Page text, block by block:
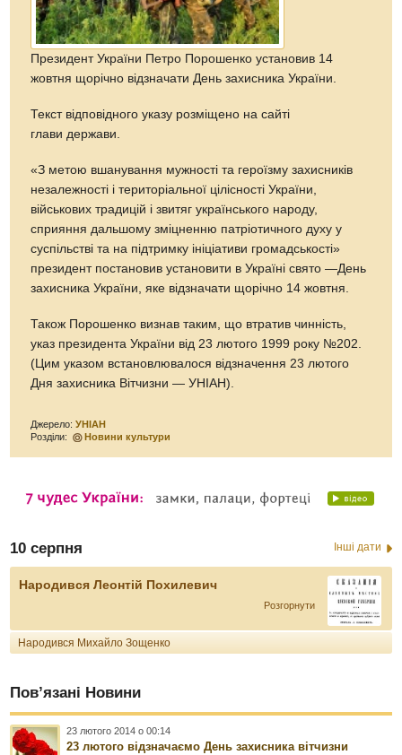
Президент України Петро Порошенко установив 14
жовтня щорічно відзначати День захисника України.
Текст відповідного указу розміщено на сайті
глави держави.
«З метою вшанування мужності та героїзму захисників
незалежності і територіальної цілісності України,
військових традицій і звитяг українського народу,
сприяння дальшому зміцненню патріотичного духу у
суспільстві та на підтримку ініціативи громадськості»
президент постановив установити в Україні свято —День
захисника України, яке відзначати щорічно 14 жовтня.
Також Порошенко визнав таким, що втратив чинність,
указ президента України від 23 лютого 1999 року №202.
(Цим указом встановлювалося відзначення 23 лютого
Дня захисника Вітчизни — УНІАН).
Джерело:УНІАН
Розділи:
Новини культури
10 серпня Інші дати
Народився Леонтій Похилевич
Розгорнути
Народився Михайло Зощенко
Пов’язані Новини
23 лютого 2014 о 00:14
23 лютого відзначаємо День захисника вітчизни